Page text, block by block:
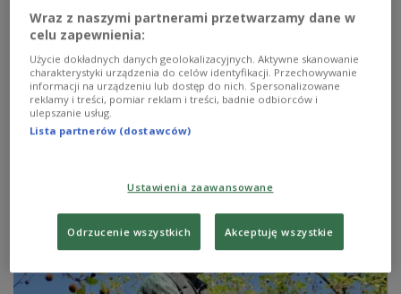
Denis Kozhukhin i orkiestra z Nowosybirska
W "Filharmonii Dwójki" słuchaliśmy koncertu z
ubiegłorocznego festiwalu Vadima Repina "Trans-
Zobacz więcej na temat:muzyka klasyczna
Wraz z naszymi partnerami przetwarzamy dane w
celu zapewnienia:
Użycie dokładnych danych geolokalizacyjnych. Aktywne skanowanie
charakterystyki urządzenia do celów identyfikacji. Przechowywanie
informacji na urządzeniu lub dostęp do nich. Spersonalizowane
reklamy i treści, pomiar reklam i treści, badnie odbiorców i
ulepszanie usług.
Lista partnerów (dostawców)
Ustawienia zaawansowane
Odrzucenie wszystkich Akceptuję wszystkie